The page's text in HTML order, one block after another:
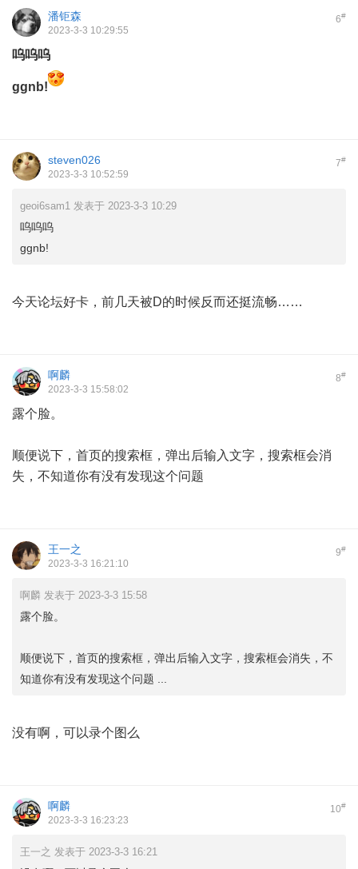
6#
潘钜森
2023-3-3 10:29:55
呜呜呜
ggnb!
7#
steven026
2023-3-3 10:52:59
geoi6sam1 发表于 2023-3-3 10:29
呜呜呜
ggnb!
今天论坛好卡，前几天被D的时候反而还挺流畅……
8#
啊麟
2023-3-3 15:58:02
露个脸。
顺便说下，首页的搜索框，弹出后输入文字，搜索框会消
失，不知道你有没有发现这个问题
9#
王一之
2023-3-3 16:21:10
啊麟 发表于 2023-3-3 15:58
露个脸。
顺便说下，首页的搜索框，弹出后输入文字，搜索框会消失，不
知道你有没有发现这个问题 ...
没有啊，可以录个图么
10#
啊麟
2023-3-3 16:23:23
王一之 发表于 2023-3-3 16:21